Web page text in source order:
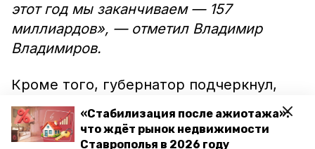
«Стабилизация после ажиотажа»:
что ждёт рынок недвижимости
Ставрополья в 2026 году
этот год мы заканчиваем — 157
миллиардов», — отметил Владимир
Владимиров.
Кроме того, губернатор подчеркнул,
что некоторые люди из его команды
идут на повышение. Например, новые
должности заняли Вячеслав Гладков и